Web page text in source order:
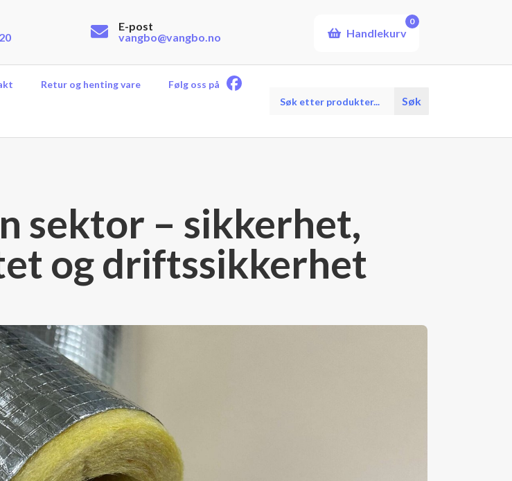
E-post
vangbo@vangbo.no
Handlekurv
0
Retur og henting vare Følg oss på
search
SØK
sektor – sikkerhet,
og driftssikkerhet